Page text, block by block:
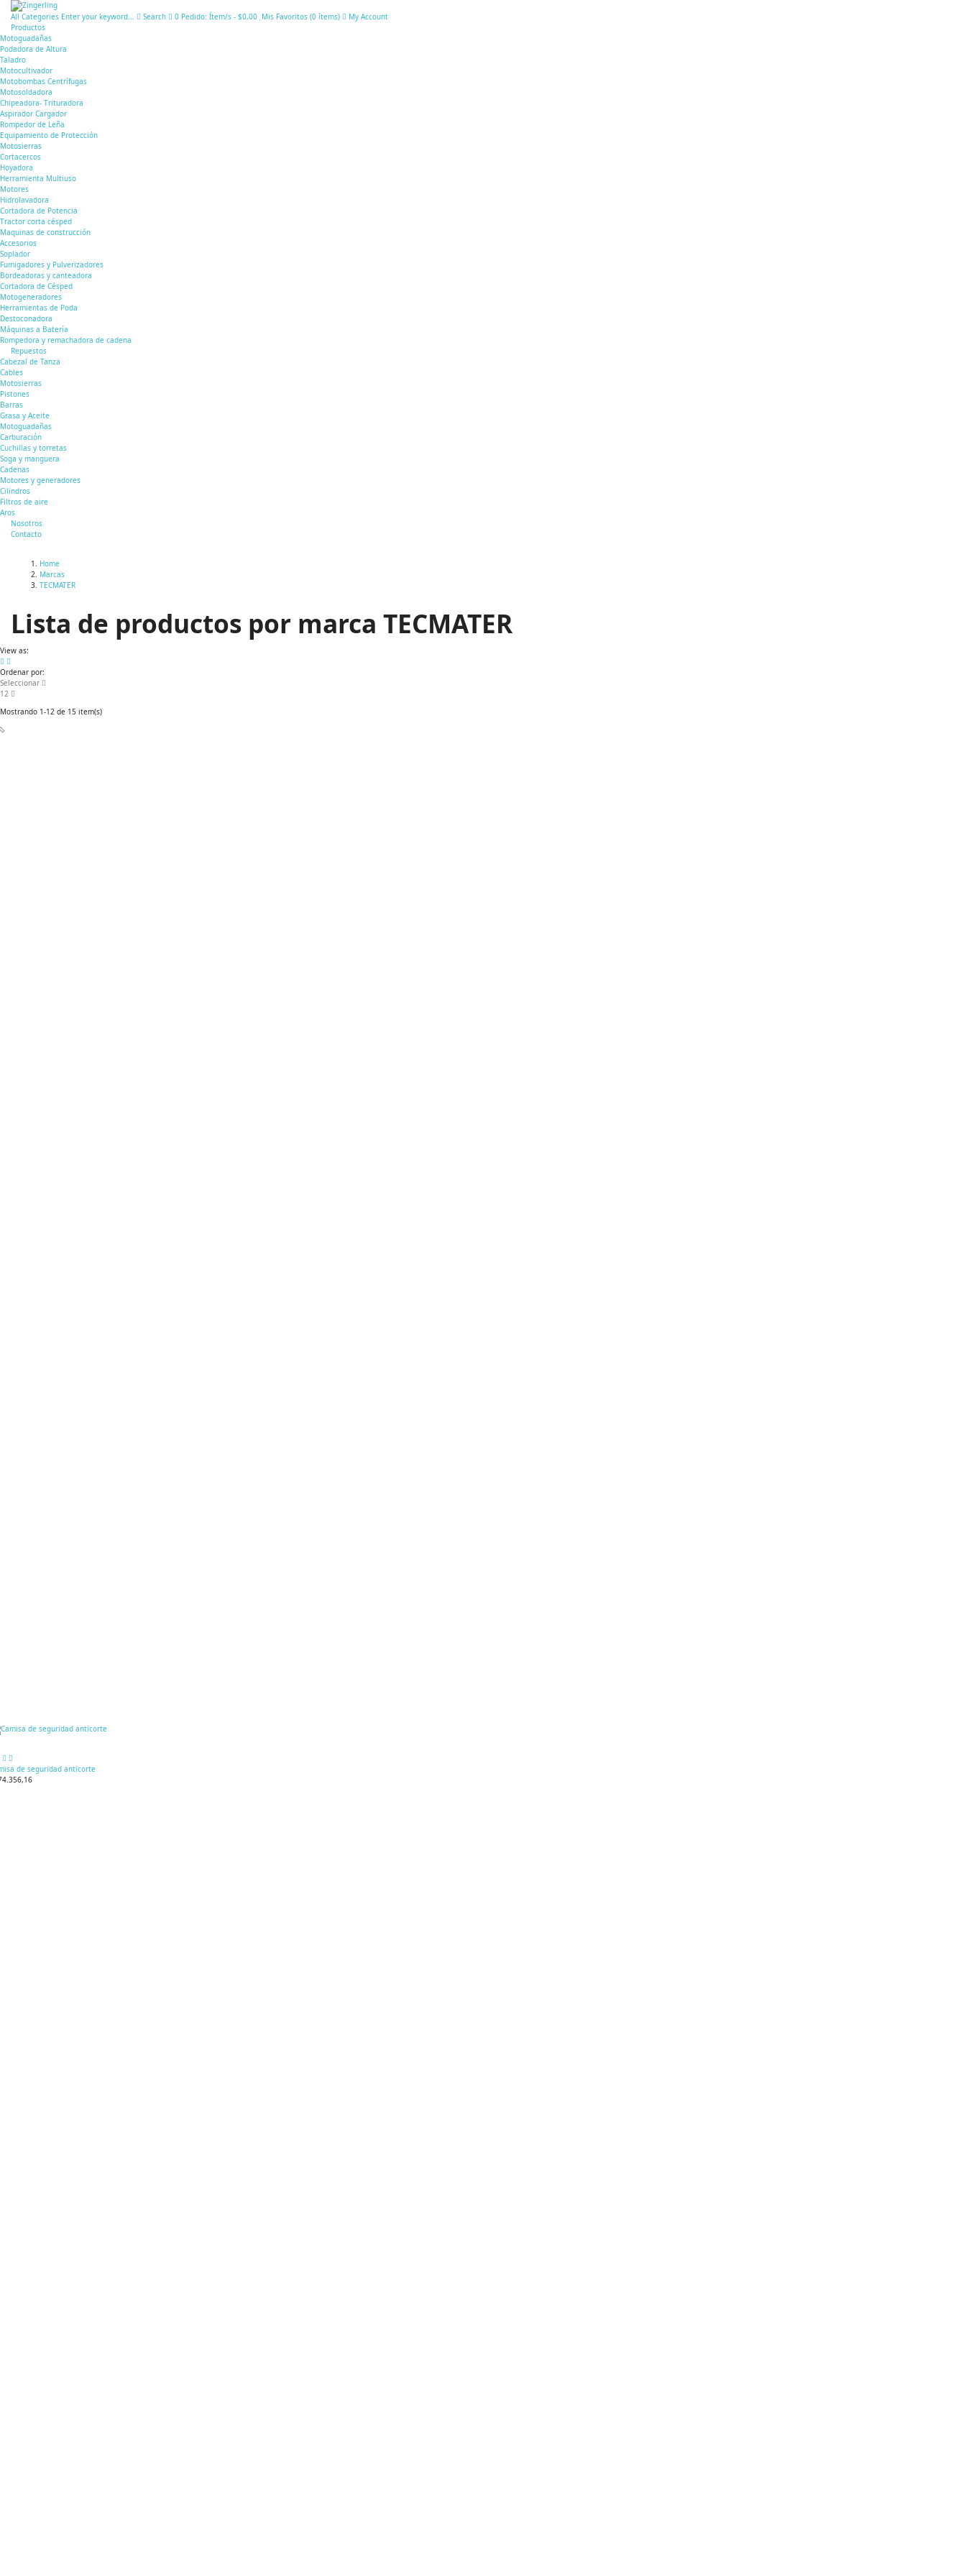
All Categories Enter your keyword... Search 0 Pedido: Ítem/s - $0,00 Mis Favoritos (0 ítems)
My Account
Productos
Motoguadañas
Podadora de Altura
Taladro
Motocultivador
Motobombas Centrífugas
Motosoldadora
Chipeadora- Trituradora
Aspirador Cargador
Rompedor de Leña
Equipamiento de Protección
Motosierras
Cortacercos
Hoyadora
Herramienta Multiuso
Motores
Hidrolavadora
Cortadora de Potencia
Tractor corta césped
Maquinas de construcción
Accesorios
Soplador
Fumigadores y Pulverizadores
Bordeadoras y canteadora
Cortadora de Césped
Motogeneradores
Herramientas de Poda
Destoconadora
Máquinas a Batería
Rompedora y remachadora de cadena
Repuestos
Cabezal de Tanza
Cables
Motosierras
Pistones
Barras
Grasa y Aceite
Motoguadañas
Carburación
Cuchillas y torretas
Soga y manguera
Cadenas
Motores y generadores
Cilindros
Filtros de aire
Aros
Nosotros
Contacto
Home
Marcas
TECMATER
Lista de productos por marca TECMATER
View as:
Ordenar por:
Seleccionar
12
Mostrando 1-12 de 15 item(s)
de seguridad anticorte